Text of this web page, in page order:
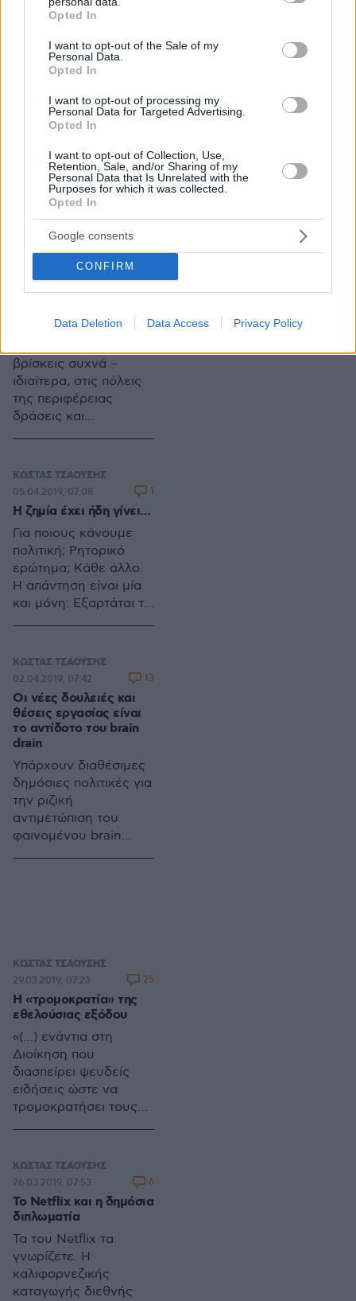
grant or deny consent to Google and its third-party tags to
use your data for below specified purposes in below Google
consent section.
Opted In
I want to opt-out of the Sale of my
Personal Data.
Opted In
I want to opt-out of processing my
Personal Data for Targeted Advertising.
Opted In
I want to opt-out of Collection, Use,
Retention, Sale, and/or Sharing of my
Personal Data that Is Unrelated with the
Purposes for which it was collected.
Opted In
Google consents
CONFIRM
Data Deletion Data Access Privacy Policy
ιδιωτικοποιήσεων ή
μεγάλων επενδύσεων
που συνδέονται άμεσα
ιδιωτικοποιήσεων.
ΚΩΣΤΑΣ ΤΣΑΟΥΣΗΣ
Τα Εξάρχεια της 4ης
Βιομηχανικής
Επανάστασης
προκλητικό! Μπορεί
και να είναι! Για
σκεφτείτε να επέλεγε
μια κυβέρνηση –
προφανώς, όχι αυτή
του ΣΥΡΙΖΑplus- να
δεχθεί ως πεδίο
δοκιμής για τις
εργαλεία που
λεγόμενη 4η
Βιομηχανική
Επανάσταση στο Far
West των Εξαρχείων
και το μοντέλο της
Smart City και
την ασφάλεια των
πολιτών.
12.04.2019, 06:59
υποψηφίων …
βρίσκεις συχνά –
ιδιαίτερα, στις πόλεις
της περιφέρειας
δράσεις και
κυρίαρχου μοντέλου
και να ασχολούνται
στη πράξη με την
επόμενη μέρα, με τη
νέα γενιά…
09.04.2019, 07:12
ΚΩΣΤΑΣ ΤΣΑΟΥΣΗΣ
Η ζημία έχει ήδη γίνει…
Για ποιους κάνουμε
πολιτική; Ρητορικό
ερώτημα; Κάθε άλλο.
Η απάντηση είναι μία
και μόνη: Εξαρτάται τι
διαμορφώνει τις
βασικές πολιτικές
επιλογές.
05.04.2019, 07:08 1
ΚΩΣΤΑΣ ΤΣΑΟΥΣΗΣ
Οι νέες δουλειές και
θέσεις εργασίας είναι
το αντίδοτο του brain
drain
Υπάρχουν διαθέσιμες
δημόσιες πολιτικές για
την ριζική
αντιμετώπιση του
φαινομένου brain
επαγγελματιών;
02.04.2019, 07:42 13
ΚΩΣΤΑΣ ΤΣΑΟΥΣΗΣ
Η «τρομοκρατία» της
εθελούσιας εξόδου
«(…) ενάντια στη
Διοίκηση που
διασπείρει ψευδείς
ειδήσεις ώστε να
τρομοκρατήσει τους
εθελούσιας και να
επιτύχει τη μεταφορά
του έργου φυσικής
φύλαξης σε
outsourcing».
29.03.2019, 07:23 25
ΚΩΣΤΑΣ ΤΣΑΟΥΣΗΣ
Το Netflix και η δημόσια
διπλωματία
Τα του Netflix τα
γνωρίζετε. Η
καλιφορνεζικής
καταγωγής διεθνής
26.03.2019, 07:53 6